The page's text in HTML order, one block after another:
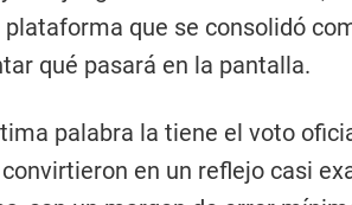
plataforma que se consolidó
qué pasará en la pantalla.
palabra la tiene el voto
en un reflejo casi